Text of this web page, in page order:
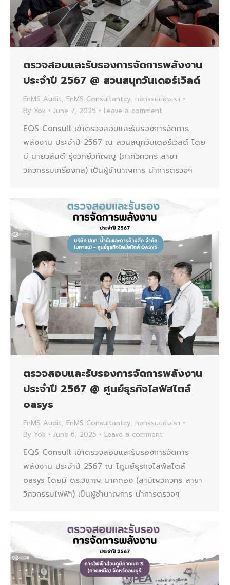
ตรวจสอบและรับรองการจัดการพลังงาน
ประจำปี 2567 @ สวนสนุกวันเดอร์เวิลด์
EnMS Audit, EnMS Consultantcy, กิจกรรมของเรา
By Yok June 7, 2025 Leave a comment
EQS Consult เข้าตรวจสอบและรับรองการจัดการ
พลังงาน ประจำปี 2567 ณ สวนสนุกวันเดอร์เวิลด์ โดย
มี นายวสันต์ รุ่งวิทย์วทัญญู (ภาคีวิศวกร สาขา
วิศวกรรมเครื่องกล) เป็นผู้ชำนาญการ นำการตรวจฯ
ตรวจสอบและรับรองการจัดการพลังงาน
ประจำปี 2567 @ ศูนย์ธุรกิจไลฟ์สไตล์
oasys
EnMS Audit, EnMS Consultantcy, กิจกรรมของเรา
By Yok June 6, 2025 Leave a comment
EQS Consult เข้าตรวจสอบและรับรองการจัดการ
พลังงาน ประจำปี 2567 ณ โศูนย์ธุรกิจไลฟ์สไตล์
oasys โดยมี ดร.วิชาญ นาคทอง (สามัญวิศวกร สาขา
วิศวกรรมไฟฟ้า) เป็นผู้ชำนาญการ นำการตรวจฯ